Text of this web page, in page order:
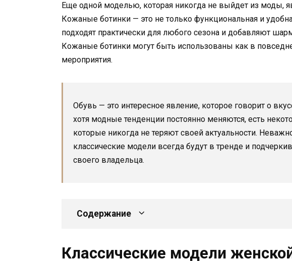
Еще одной моделью, которая никогда не выйдет из моды,
Кожаные ботинки — это не только функциональная и
подходят практически для любого сезона и добавляют
Кожаные ботинки могут быть использованы как в
мероприятия.
Обувь — это интересное явление, которое говорит о
хотя модные тенденции постоянно меняются, есть
которые никогда не теряют своей актуальности.
классические модели всегда будут в тренде и
своего владельца.
Содержание
Классические модели